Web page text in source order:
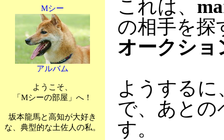
Mシー
アルバム
ようこそ、
「Mシーの部屋」へ！
坂本龍馬と高知が大好き
な、典型的な土佐人の私。
これは、
の相手を探
オークショ
ようするに
で、あと
す。